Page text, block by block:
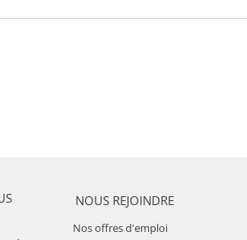
NOUS REJOINDRE
Nos offres d'emploi